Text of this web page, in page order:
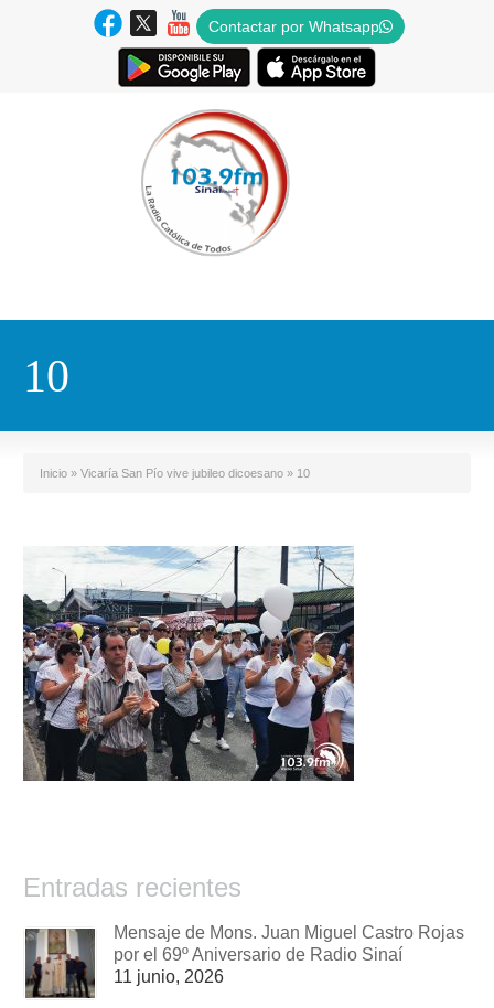
Contactar por Whatsapp
10
Inicio » Vicaría San Pío vive jubileo dicoesano » 10
Entradas recientes
Mensaje de Mons. Juan Miguel Castro Rojas
por el 69º Aniversario de Radio Sinaí
11 junio, 2026